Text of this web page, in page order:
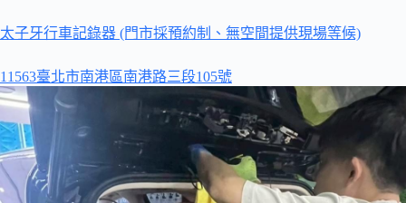
太子牙行車記錄器 (門市採預約制、無空間提供現場等候)
11563臺北市南港區南港路三段105號